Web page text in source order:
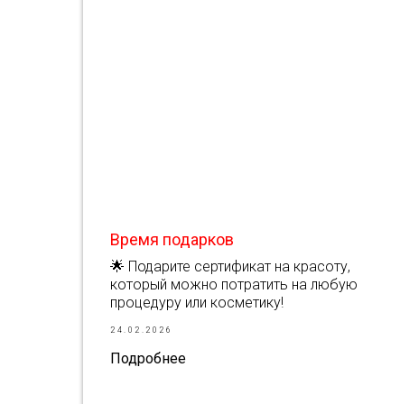
Время подарков
🌟 Подарите сертификат на красоту,
который можно потратить на любую
процедуру или косметику!
24.02.2026
Подробнее